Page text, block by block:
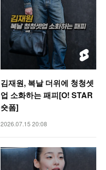
김재원, 복날 더위에 청청셋
업 소화하는 패피[O! STAR
숏폼]
2026.07.15 20:08